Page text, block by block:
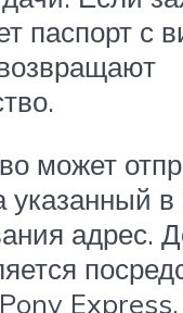
паспорт с
может
указанный
адрес.
Express,